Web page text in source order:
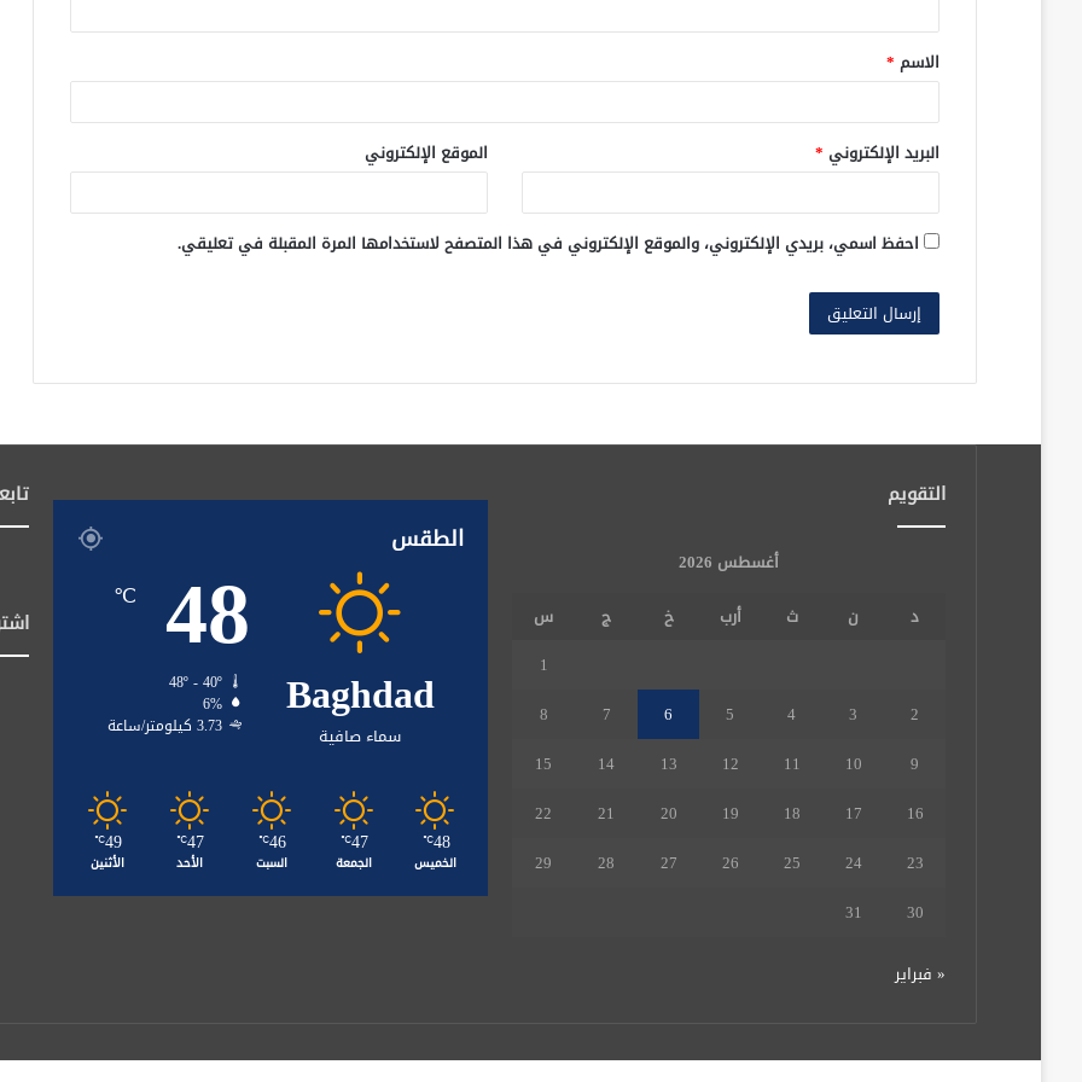
ق
*
الاسم *
البريد الإلكتروني * الموقع الإلكتروني
احفظ اسمي، بريدي الإلكتروني، والموقع الإلكتروني في هذا المتصفح لاستخدامها المرة المقبلة في تعليقي.
التقويم
أغسطس 2026
د
ن ث أرب خ ج
س
1
2
3
4
5
6
7
8
9
10
11
12
13
14
15
16
17
18
19
20
21
22
23
24
25
26
27
28
29
30
31
« فبراير
الطقس
Baghdad
سماء صافية
48
℃
48º - 40º
6%
3.73 كيلومتر/ساعة
48
℃
الخميس
47
℃
الجمعة
46
℃
السبت
47
℃
الأحد
49
℃
الأثنين